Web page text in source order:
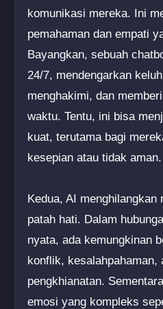
komunikasi mereka. Ini
pemahaman dan empati
Bayangkan, sebuah
24/7, mendengarkan
menghakimi, dan
waktu. Tentu, ini bisa
kuat, terutama bagi
kesepian atau tidak aman.
Kedua, AI menghilangkan
patah hati. Dalam
nyata, ada kemungkinan
konflik, kesalahpahaman,
pengkhianatan.
emosi yang kompleks